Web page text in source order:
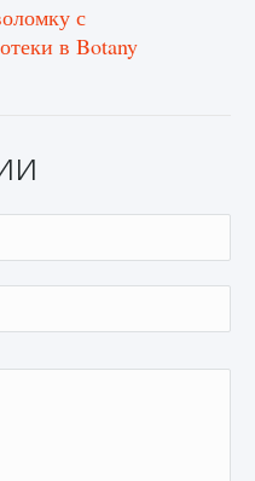
с
в Botany